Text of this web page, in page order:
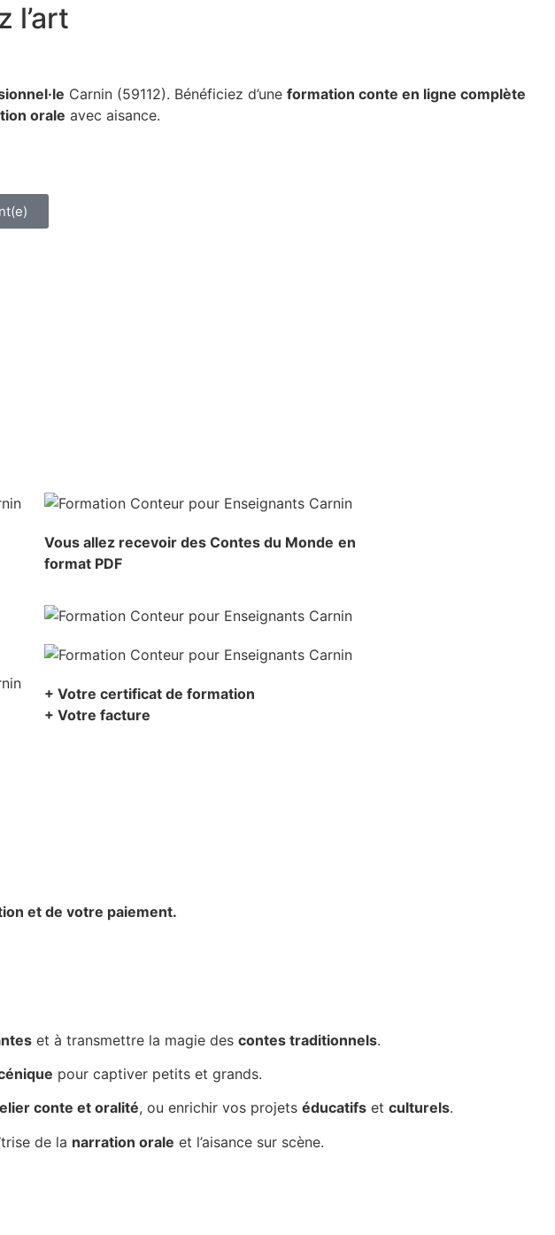
l’art
Carnin (59112). Bénéficiez d’une formation conte en ligne complète
orale avec aisance.
Vous allez recevoir des Contes du Monde en
format PDF
+ Votre certificat de formation
+ Votre facture
et de votre paiement.
et à transmettre la magie des contes traditionnels.
pour captiver petits et grands.
conte et oralité, ou enrichir vos projets éducatifs et culturels.
de la narration orale et l’aisance sur scène.